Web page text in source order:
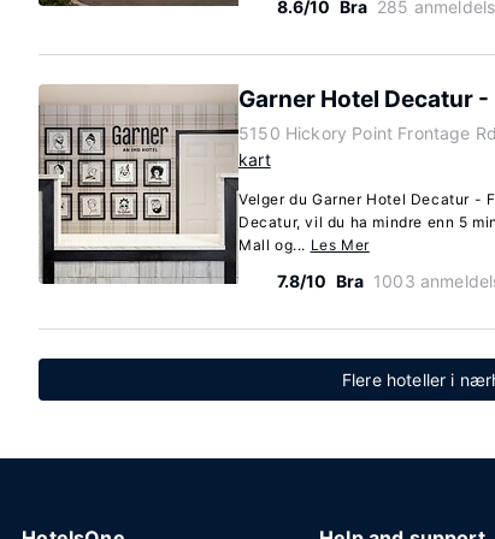
8.6/10 Bra 285
Garner Hotel Decatur -
5150 Hickory Point Frontage
kart
Velger du Garner Hotel Decatur -
Decatur, vil du ha mindre enn 5
Mall og... Les Mer
7.8/10 Bra 1003
Flere hoteller i